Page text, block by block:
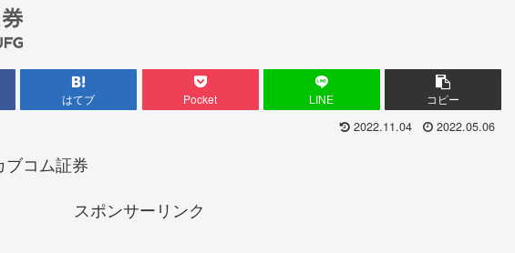
はてブ Pocket LINE コピー
2022.11.04 2022.05.06
コム証券
スポンサーリンク